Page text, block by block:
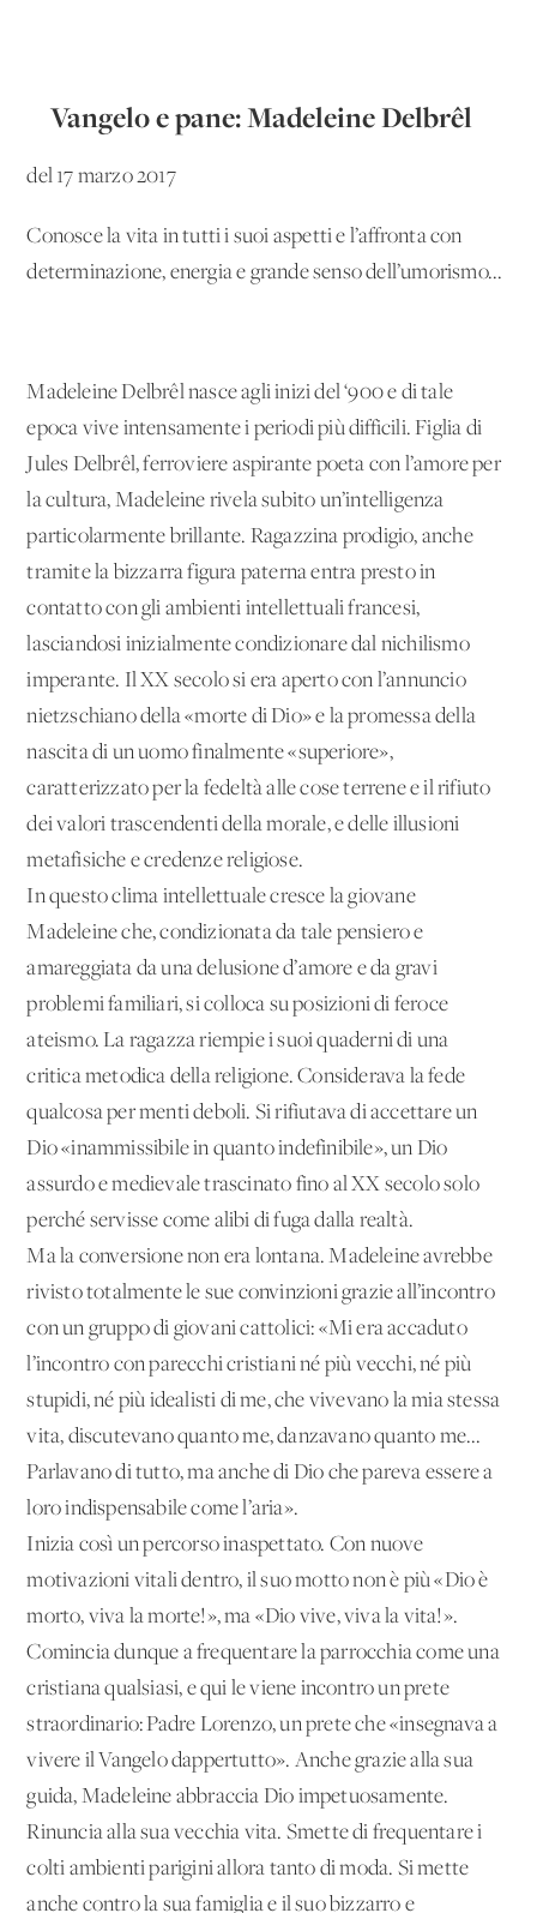
Vangelo e pane: Madeleine Delbrêl
del 17 marzo 2017
Conosce la vita in tutti i suoi aspetti e l’affronta con
determinazione, energia e grande senso dell’umorismo...
Madeleine Delbrêl nasce agli inizi del ‘900 e di tale
epoca vive intensamente i periodi più difficili. Figlia di
Jules Delbrêl, ferroviere aspirante poeta con l’amore per
la cultura, Madeleine rivela subito un’intelligenza
particolarmente brillante. Ragazzina prodigio, anche
tramite la bizzarra figura paterna entra presto in
contatto con gli ambienti intellettuali francesi,
lasciandosi inizialmente condizionare dal nichilismo
imperante. Il XX secolo si era aperto con l’annuncio
nietzschiano della «morte di Dio» e la promessa della
nascita di un uomo finalmente «superiore»,
caratterizzato per la fedeltà alle cose terrene e il rifiuto
dei valori trascendenti della morale, e delle illusioni
metafisiche e credenze religiose.
In questo clima intellettuale cresce la giovane
Madeleine che, condizionata da tale pensiero e
amareggiata da una delusione d’amore e da gravi
problemi familiari, si colloca su posizioni di feroce
ateismo. La ragazza riempie i suoi quaderni di una
critica metodica della religione. Considerava la fede
qualcosa per menti deboli. Si rifiutava di accettare un
Dio «inammissibile in quanto indefinibile», un Dio
assurdo e medievale trascinato fino al XX secolo solo
perché servisse come alibi di fuga dalla realtà.
Ma la conversione non era lontana. Madeleine avrebbe
rivisto totalmente le sue convinzioni grazie all’incontro
con un gruppo di giovani cattolici: «Mi era accaduto
l’incontro con parecchi cristiani né più vecchi, né più
stupidi, né più idealisti di me, che vivevano la mia stessa
vita, discutevano quanto me, danzavano quanto me...
Parlavano di tutto, ma anche di Dio che pareva essere a
loro indispensabile come l’aria».
Inizia così un percorso inaspettato. Con nuove
motivazioni vitali dentro, il suo motto non è più «Dio è
morto, viva la morte!», ma «Dio vive, viva la vita!».
Comincia dunque a frequentare la parrocchia come una
cristiana qualsiasi, e qui le viene incontro un prete
straordinario: Padre Lorenzo, un prete che «insegnava a
vivere il Vangelo dappertutto». Anche grazie alla sua
guida, Madeleine abbraccia Dio impetuosamente.
Rinuncia alla sua vecchia vita. Smette di frequentare i
colti ambienti parigini allora tanto di moda. Si mette
anche contro la sua famiglia e il suo bizzarro e